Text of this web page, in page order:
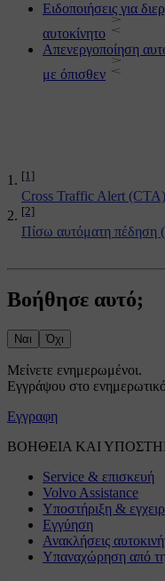
[1]
Cross Traffic Alert (CTA)
[2]
Πίσω αυτόματη πέδηση
Ειδοποιήσεις για
αυτοκίνητο
Απενεργοποίηση
με όπισθεν
Βοήθησε αυτό;
Ναι Όχι